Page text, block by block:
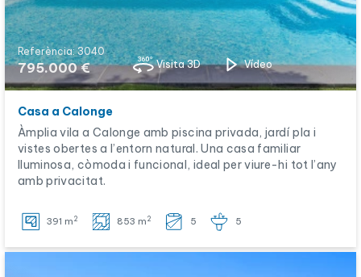
Referència: 3040
795.000 € Visita 3D Vídeo
Casa a Calonge
Àmplia vila a Calonge amb piscina privada, jardí pla i
vistes obertes a l’entorn natural. Una casa familiar
lluminosa, còmoda i funcional, ideal per viure-hi tot l’any
amb privacitat.
391 m 2 853 m 2 5 5